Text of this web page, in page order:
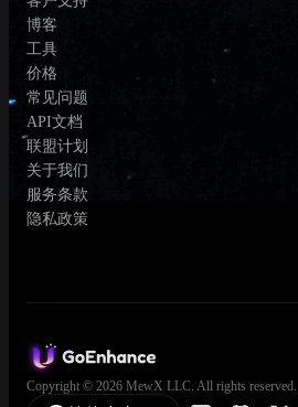
博客
工具
价格
常见问题
API文档
联盟计划
关于我们
服务条款
隐私政策
Copyright © 2026 MewX LLC. All rights reserved.